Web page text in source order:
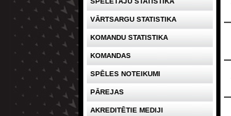
VĀRTSARGU STATISTIKA
KOMANDU STATISTIKA
KOMANDAS
SPĒLES NOTEIKUMI
PĀREJAS
AKREDITĒTIE MEDIJI